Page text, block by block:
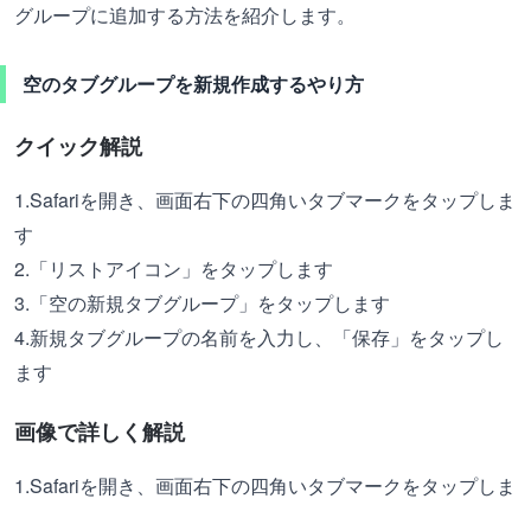
グループに追加する方法を紹介します。
空のタブグループを新規作成するやり方
クイック解説
1.Safariを開き、画面右下の四角いタブマークをタップしま
す
2.「リストアイコン」をタップします
3.「空の新規タブグループ」をタップします
4.新規タブグループの名前を入力し、「保存」をタップし
ます
画像で詳しく解説
1.Safariを開き、画面右下の四角いタブマークをタップしま